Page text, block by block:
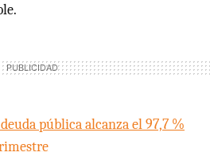
pública alcanza el 97,7 %